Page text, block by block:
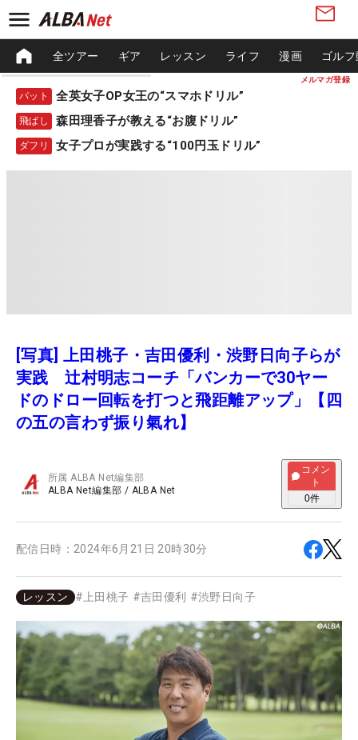
メルマガ登録
全ツアー ギア レッスン ライフ 漫画 ゴル
パット 全英女子OP女王の“スマホドリル”
飛ばし 森田理香子が教える“お腹ドリル”
ダフリ 女子プロが実践する“100円玉ドリル”
[写真] 上田桃子・吉田優利・渋野日向子らが
実践 辻村明志コーチ「バンカーで30ヤー
ドのドロー回転を打つと飛距離アップ」【四
の五の言わず振り氣れ】
所属ALBA Net編集部
ALBA Net編集部 / ALBA Net
コメン
ト
0件
配信日時： 2024年6月21日 20時30分
レッスン # 上田桃子 #吉田優利 #渋野日向子